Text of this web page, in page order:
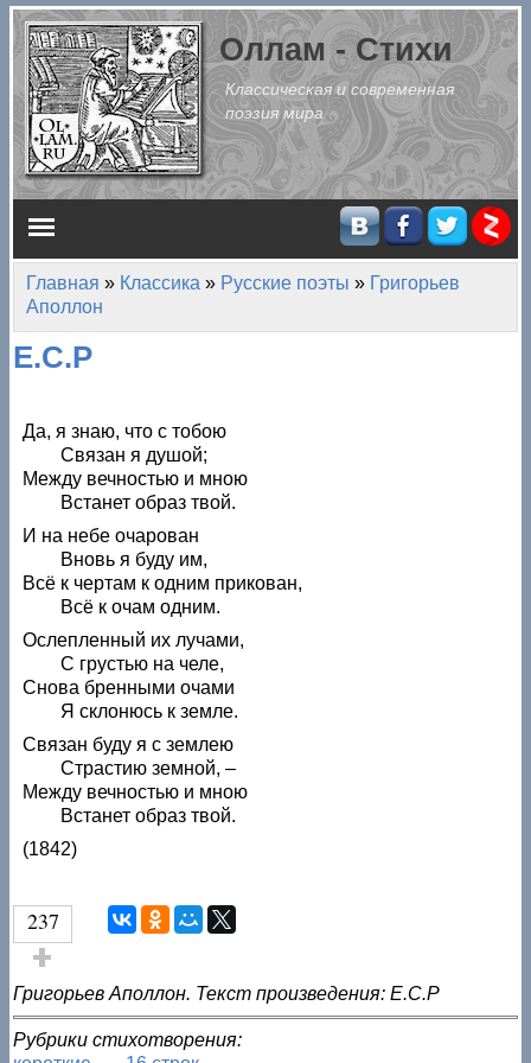
Перейти к основному содержанию
Оллам - Стихи
Классическая и современная
поэзия мира
Главное меню
Вы здесь
Главная » Классика » Русские поэты » Григорьев
Аполлон
Е.С.Р
Да, я знаю, что с тобою
Связан я душой;
Между вечностью и мною
Встанет образ твой.
И на небе очарован
Вновь я буду им,
Всё к чертам к одним прикован,
Всё к очам одним.
Ослепленный их лучами,
С грустью на челе,
Снова бренными очами
Я склонюсь к земле.
Связан буду я с землею
Страстию земной, –
Между вечностью и мною
Встанет образ твой.
(1842)
237
Голос за!
Григорьев Аполлон. Текст произведения: Е.С.Р
Рубрики стихотворения: